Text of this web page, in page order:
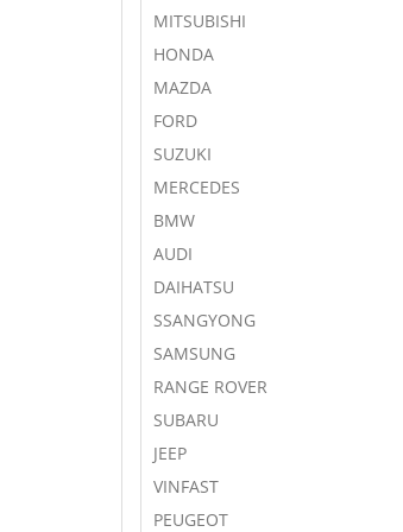
MITSUBISHI
HONDA
MAZDA
FORD
SUZUKI
MERCEDES
BMW
AUDI
DAIHATSU
SSANGYONG
SAMSUNG
RANGE ROVER
SUBARU
JEEP
VINFAST
PEUGEOT